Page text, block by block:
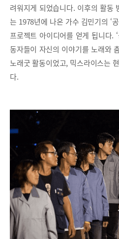
려워지게 되었습니다. 이후의 활동
는 1978년에 나온 가수 김민기의 ‘
프로젝트 아이디어를 얻게 됩니다.
동자들이 자신의 이야기를 노래와
노래굿 활동이었고, 믹스라이스는
다.